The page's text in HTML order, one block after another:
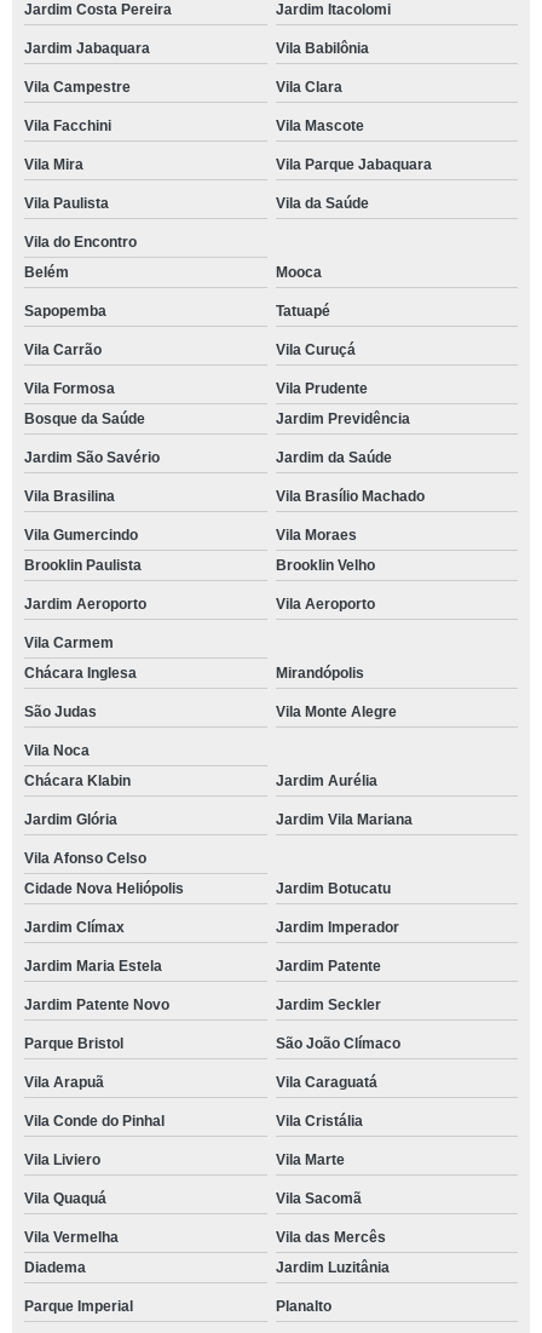
Jardim Costa Pereira Jardim Itacolomi
Jardim Jabaquara Vila Babilônia
Vila Campestre Vila Clara
Vila Facchini Vila Mascote
Vila Mira Vila Parque Jabaquara
Vila Paulista Vila da Saúde
Vila do Encontro
Belém
Mooca
Sapopemba Tatuapé
Vila Carrão Vila Curuçá
Vila Formosa
Vila Prudente
Bosque da Saúde
Jardim Previdência
Jardim São Savério Jardim da Saúde
Vila Brasilina Vila Brasílio Machado
Vila Gumercindo
Vila Moraes
Brooklin Paulista
Brooklin Velho
Jardim Aeroporto Vila Aeroporto
Vila Carmem
Chácara Inglesa
Mirandópolis
São Judas Vila Monte Alegre
Vila Noca
Chácara Klabin
Jardim Aurélia
Jardim Glória Jardim Vila Mariana
Vila Afonso Celso
Cidade Nova Heliópolis
Jardim Botucatu
Jardim Clímax Jardim Imperador
Jardim Maria Estela Jardim Patente
Jardim Patente Novo Jardim Seckler
Parque Bristol São João Clímaco
Vila Arapuã Vila Caraguatá
Vila Conde do Pinhal Vila Cristália
Vila Liviero Vila Marte
Vila Quaquá Vila Sacomã
Vila Vermelha
Vila das Mercês
Diadema
Jardim Luzitânia
Parque Imperial Planalto